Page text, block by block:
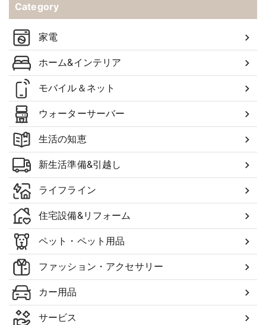
Category
家電
ホーム&インテリア
モバイル＆ネット
ウォーターサーバー
生活の知恵
新生活準備&引越し
ライフライン
住宅設備&リフォーム
ペット・ペット用品
ファッション・アクセサリー
カー用品
サービス